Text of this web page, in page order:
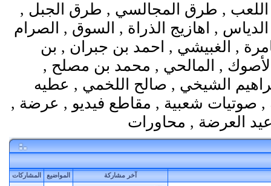
, طرق المجالسي , طرق الجبل ,
, اهازيج الذراة , السوق , الصرام
, الغبيشي , احمد بن جبران , بن
, المالحي , محمد بن مصلح ,
الشيخي , صالح اللخمي , عطيه
, صوتيات شعبية , مقاطع فيديو , عرضة ,
آخر مشاركة المواضيع المشاركات